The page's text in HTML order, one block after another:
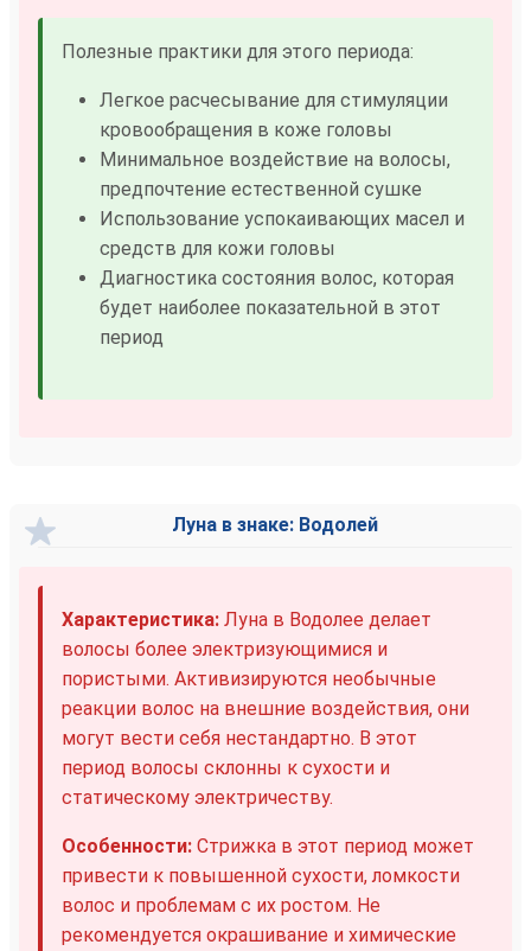
Полезные практики для этого периода:
Легкое расчесывание для стимуляции
кровообращения в коже головы
Минимальное воздействие на волосы,
предпочтение естественной сушке
Использование успокаивающих масел и
средств для кожи головы
Диагностика состояния волос, которая
будет наиболее показательной в этот
период
Луна в знаке: Водолей
Характеристика: Луна в Водолее делает
волосы более электризующимися и
пористыми. Активизируются необычные
реакции волос на внешние воздействия, они
могут вести себя нестандартно. В этот
период волосы склонны к сухости и
статическому электричеству.
Особенности: Стрижка в этот период может
привести к повышенной сухости, ломкости
волос и проблемам с их ростом. Не
рекомендуется окрашивание и химические